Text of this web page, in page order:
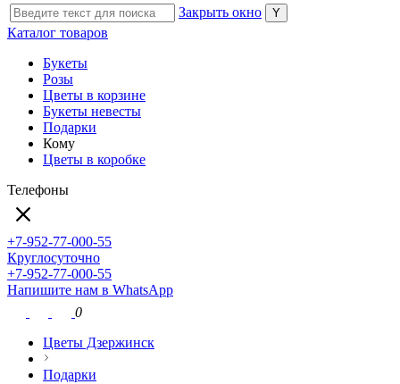
Закрыть окно
Каталог товаров
Букеты
Розы
Цветы в корзине
Букеты невесты
Подарки
Кому
Цветы в коробке
Телефоны
+7-952-77-000-55
Круглосуточно
+7-952-77-000-55
Напишите нам в WhatsApp
0
Цветы Дзержинск
Подарки